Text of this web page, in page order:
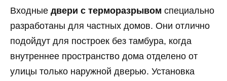
Входные двери с терморазрывом специально
разработаны для частных домов. Они отлично
подойдут для построек без тамбура, когда
внутреннее пространство дома отделено от
улицы только наружной дверью. Установка